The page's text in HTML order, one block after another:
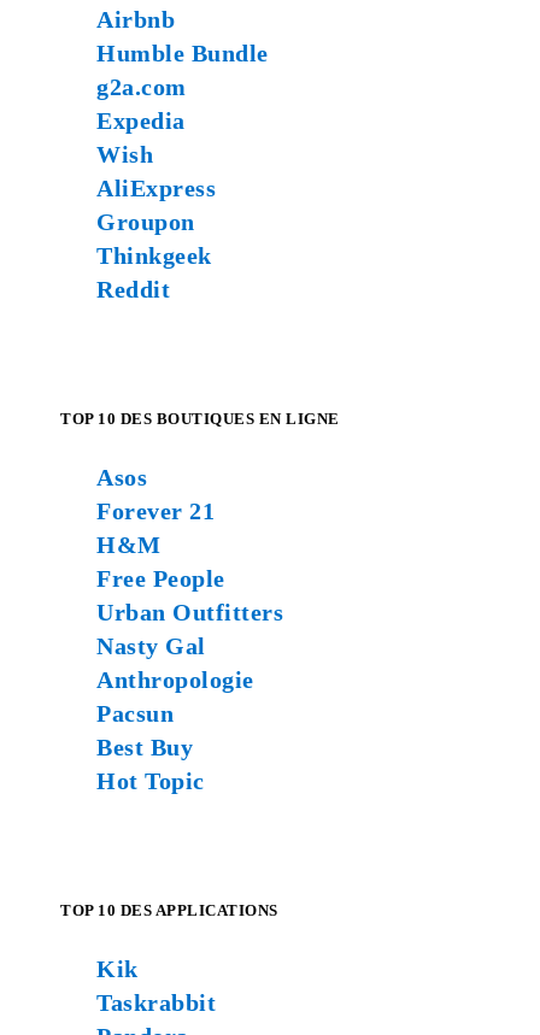
Airbnb
Humble Bundle
g2a.com
Expedia
Wish
AliExpress
Groupon
Thinkgeek
Reddit
TOP 10 DES BOUTIQUES EN LIGNE
Asos
Forever 21
H&M
Free People
Urban Outfitters
Nasty Gal
Anthropologie
Pacsun
Best Buy
Hot Topic
TOP 10 DES APPLICATIONS
Kik
Taskrabbit